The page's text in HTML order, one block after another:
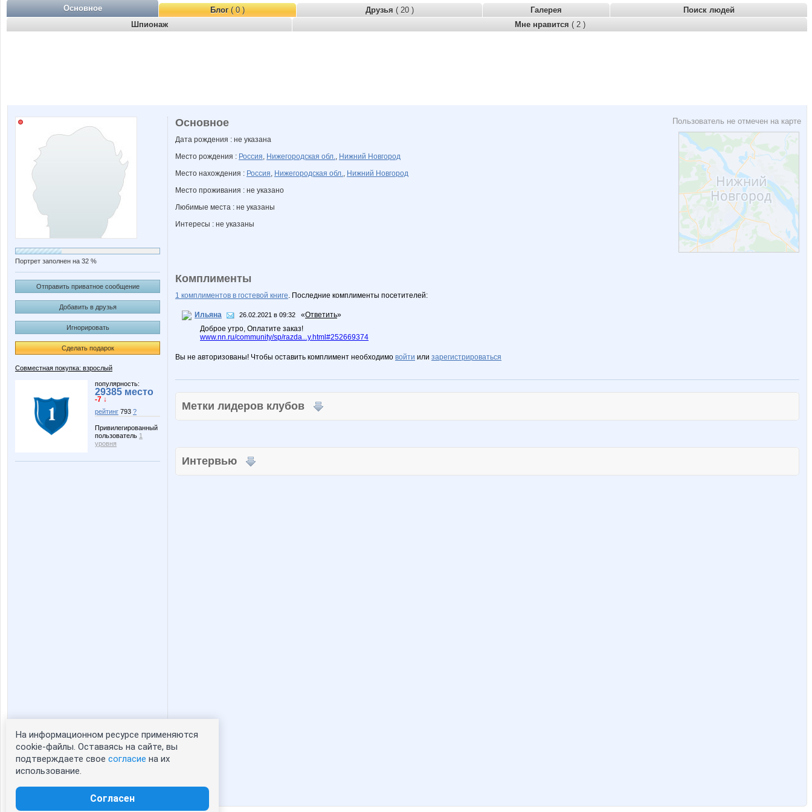
Основное Блог( 0 ) Друзья ( 20 ) Галерея
Поиск людей
Шпионаж
Мне нравится ( 2 )
Портрет заполнен на 32 %
Отправить приватное сообщение
Добавить в друзья
Игнорировать
Сделать подарок
Совместная покупка: взрослый
популярность:
29385 место
-7 ↓
рейтинг 793 ?
Привилегированный
пользователь 1
уровня
Статистика портрета:
сейчас просматривают портрет - 0
зарегистрированные пользователи
Пользователь не отмечен на карте
Основное
Дата рождения : не указана
Место рождения : Россия, Нижегородская обл., Нижний Новгород
Место нахождения : Россия, Нижегородская обл., Нижний Новгород
Место проживания : не указано
Любимые места : не указаны
Интересы : не указаны
Комплименты
1 комплиментов в гостевой книге. Последние комплименты посетителей:
Ильяна 26.02.2021 в 09:32 «Ответить»
Доброе утро, Оплатите заказ!
www.nn.ru/community/sp/razda...y.html#252669374
Вы не авторизованы! Чтобы оставить комплимент необходимо войти или зарегистрироваться
Метки лидеров клубов
Интервью
На информационном ресурсе применяются
cookie-файлы. Оставаясь на сайте, вы
подтверждаете свое согласие на их
использование.
Согласен